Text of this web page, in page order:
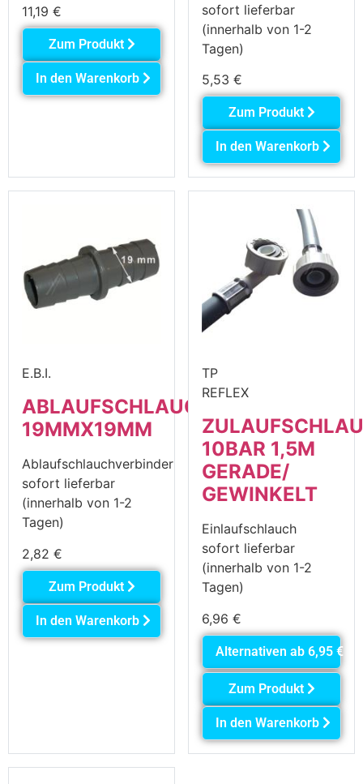
11,19 €
Zum Produkt
In den Warenkorb
sofort lieferbar
(innerhalb von 1-2
Tagen)
5,53 €
Zum Produkt
In den Warenkorb
E.B.I.
ABLAUFSCHLAUCHVERBINDER
19MMX19MM
Ablaufschlauchverbinder
sofort lieferbar
(innerhalb von 1-2
Tagen)
2,82 €
Zum Produkt
In den Warenkorb
TP
REFLEX
10BAR 1,5M
GERADE/
GEWINKELT
Einlaufschlauch
sofort lieferbar
(innerhalb von 1-2
Tagen)
6,96 €
Alternativen ab 6,95 €
Zum Produkt
In den Warenkorb